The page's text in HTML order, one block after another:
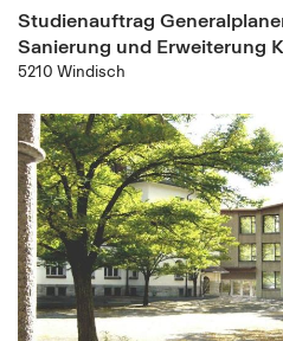
Studienauftrag
Sanierung und Erweiterung
5210 Windisch